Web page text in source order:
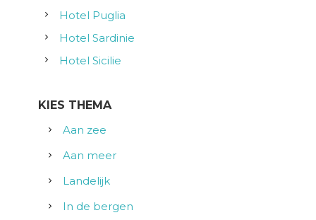
Hotel Puglia
Hotel Sardinie
Hotel Sicilie
KIES THEMA
Aan zee
Aan meer
Landelijk
In de bergen